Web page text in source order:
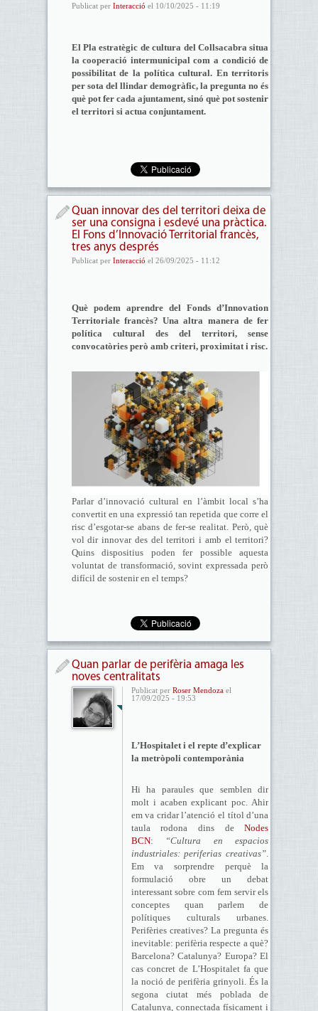
Publicat per Interacció el 10/10/2025 - 11:19
El Pla estratègic de cultura del Collsacabra situa
la cooperació intermunicipal com a condició de
possibilitat de la política cultural. En territoris
per sota del llindar demogràfic, la pregunta no és
què pot fer cada ajuntament, sinó què pot sostenir
el territori si actua conjuntament.
Quan innovar des del territori deixa de
ser una consigna i esdevé una pràctica.
El Fons d’Innovació Territorial francès,
tres anys després
Publicat per Interacció el 26/09/2025 - 11:12
Què podem aprendre del Fonds d’Innovation
Territoriale francès? Una altra manera de fer
política cultural des del territori, sense
convocatòries però amb criteri, proximitat i risc.
Parlar d’innovació cultural en l’àmbit local s’ha
convertit en una expressió tan repetida que corre el
risc d’esgotar-se abans de fer-se realitat. Però, què
vol dir innovar des del territori i amb el territori?
Quins dispositius poden fer possible aquesta
voluntat de transformació, sovint expressada però
difícil de sostenir en el temps?
Quan parlar de perifèria amaga les
noves centralitats
Publicat per Roser Mendozael
17/09/2025 - 19:53
L’Hospitalet i el repte d’explicar
la metròpoli contemporània
Hi ha paraules que semblen dir
molt i acaben explicant poc. Ahir
em va cridar l’atenció el títol d’una
taula rodona dins deNodes
BCN:
“Cultura en espacios
industriales: periferias creativas”.
Em va sorprendre perquè la
formulació obre un debat
interessant sobre com fem servir els
conceptes quan parlem de
polítiques culturals urbanes.
Perifèries creatives? La pregunta és
inevitable: perifèria respecte a què?
Barcelona? Catalunya? Europa? El
cas concret de L’Hospitalet fa que
la noció de perifèria grinyoli. És la
segona ciutat més poblada de
Catalunya, connectada físicament i